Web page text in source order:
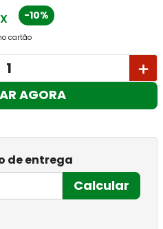
-10%
cartão
＋
AGORA
de entrega
Calcular